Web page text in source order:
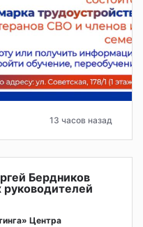
13 часов назад
Бердников
Центра